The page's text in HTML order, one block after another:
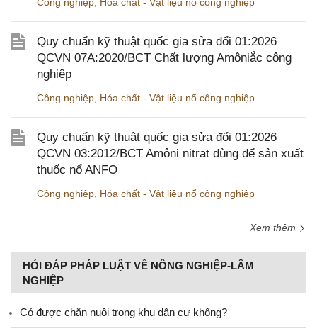
Quy chuẩn kỹ thuật quốc gia sửa đổi 01:2026
QCVN 07A:2020/BCT Chất lượng Amôniắc công
nghiệp
Công nghiệp Hóa chất - Vật liệu nổ công nghiệp
Quy chuẩn kỹ thuật quốc gia sửa đổi 01:2026
QCVN 03:2012/BCT Amôni nitrat dùng để sản xuất
thuốc nổ ANFO
Công nghiệp Hóa chất - Vật liệu nổ công nghiệp
Xem thêm
HỎI ĐÁP PHÁP LUẬT VỀ NÔNG NGHIỆP-LÂM
NGHIỆP
Có được chăn nuôi trong khu dân cư không?